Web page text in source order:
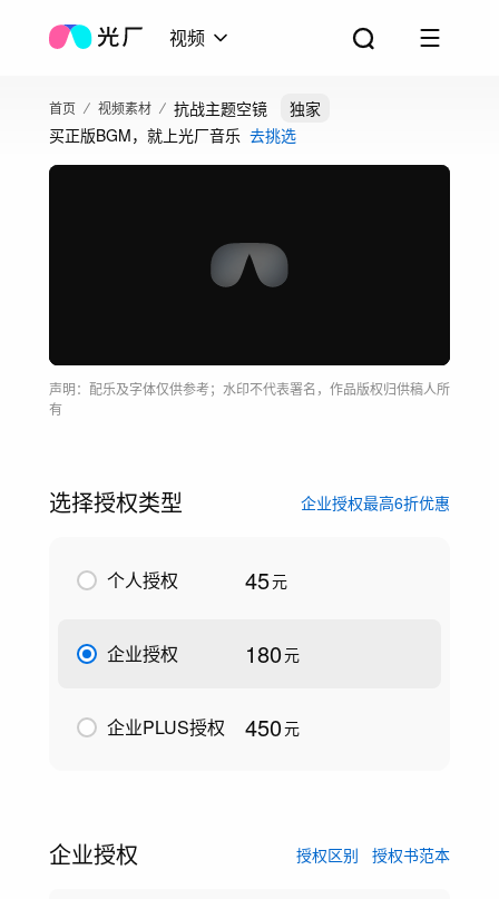
视频
首页 视频素材 抗战主题空镜
独家
买正版BGM，就上光厂音乐 去挑选
声明：配乐及字体仅供参考；水印不代表署名，作品版权归供稿人所
有
选择授权类型 企业授权最高6折优惠
个人授权 45元
企业授权 180元
企业PLUS授权 450元
企业授权 授权区别 授权书范本